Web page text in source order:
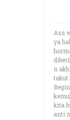
ya
n
takut
kita
anti